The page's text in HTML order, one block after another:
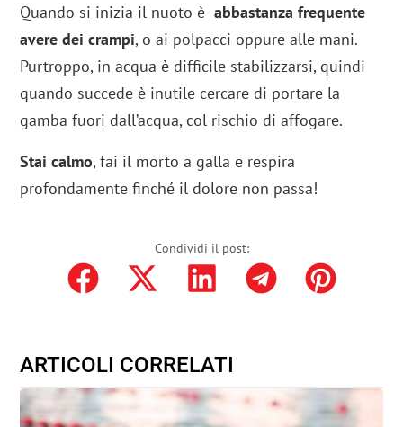
Quando si inizia il nuoto èabbastanza frequente
avere dei crampi, o ai polpacci oppure alle mani.
Purtroppo, in acqua è difficile stabilizzarsi, quindi
quando succede è inutile cercare di portare la
gamba fuori dall’acqua, col rischio di affogare.
Stai calmo, fai il morto a galla e respira
profondamente finché il dolore non passa!
Condividi il post:
ARTICOLI CORRELATI